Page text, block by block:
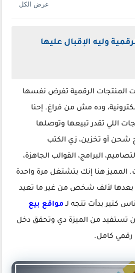
وليه الإقبال عليها
المنتجات الرقمية تفرض نفسها
وده مش من فراغ. إحنا
اللي تقدر تبيعها وتوصلها
شحن أو تخزين، زي الكتب
البرامج، القوالب الجاهزة،
المميز هنا إنك بتشتغل مرة واحدة
بعدها لألف شخص من غير ما تعيد
كتير بدأت تتجه لـمواقع بيع
تستفيد من الميزة دي وتحقق دخل
رقمي كامل.